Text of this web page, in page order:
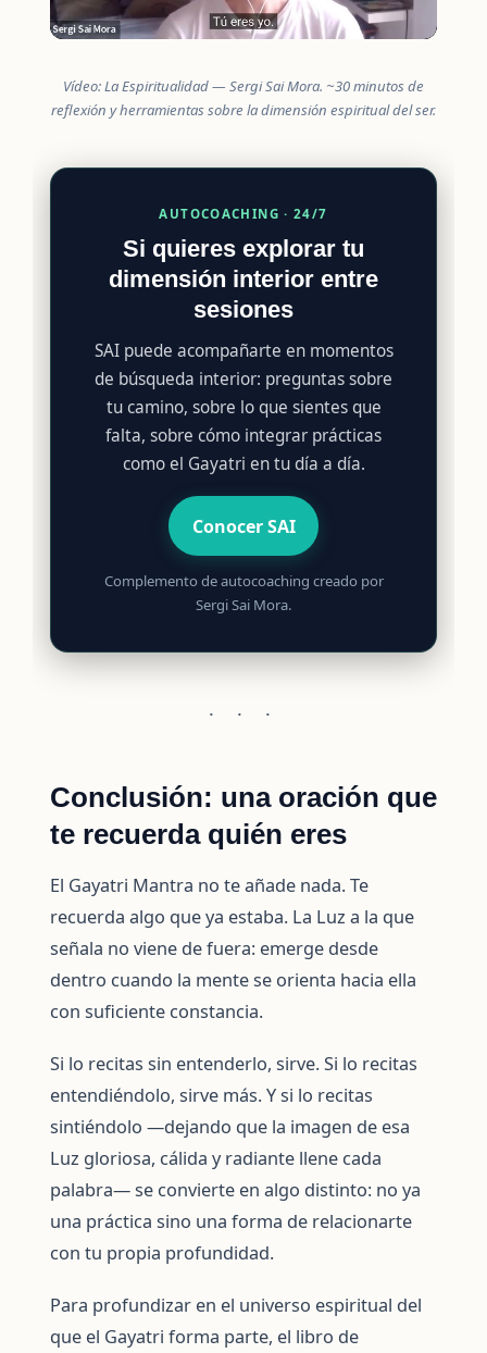
Vídeo:La Espiritualidad— Sergi Sai Mora. ~30 minutos de
reflexión y herramientas sobre la dimensión espiritual del ser.
AUTOCOACHING · 24/7
Si quieres explorar tu
dimensión interior entre
sesiones
SAI puede acompañarte en momentos
de búsqueda interior: preguntas sobre
tu camino, sobre lo que sientes que
falta, sobre cómo integrar prácticas
como el Gayatri en tu día a día.
Conocer SAI
Complemento de autocoaching creado por
Sergi Sai Mora.
· · ·
Conclusión: una oración que
te recuerda quién eres
El Gayatri Mantra no te añade nada. Te
recuerda algo que ya estaba. La Luz a la que
señala no viene de fuera: emerge desde
dentro cuando la mente se orienta hacia ella
con suficiente constancia.
Si lo recitas sin entenderlo, sirve. Si lo recitas
entendiéndolo, sirve más. Y si lo recitas
sintiéndolo —dejando que la imagen de esa
Luz gloriosa, cálida y radiante llene cada
palabra— se convierte en algo distinto: no ya
una práctica sino una forma de relacionarte
con tu propia profundidad.
Para profundizar en el universo espiritual del
que el Gayatri forma parte, el libro de